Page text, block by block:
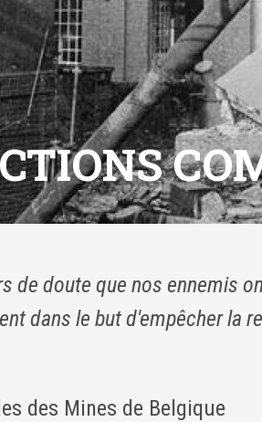
de doute que nos ennemis
dans le but d'empêcher la
des Mines de Belgique